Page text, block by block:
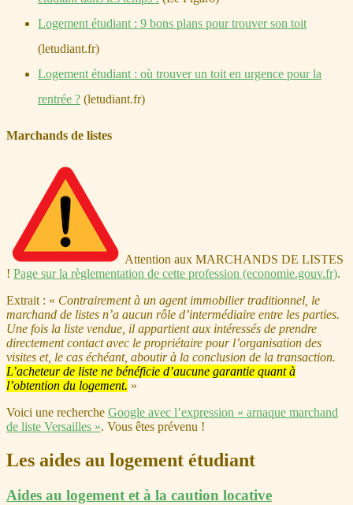
Logement étudiant : 9 bons plans pour trouver son toit
(letudiant.fr)
Logement étudiant : où trouver un toit en urgence pour la
rentrée ? (letudiant.fr)
Marchands de listes
Attention aux MARCHANDS DE LISTES
! Page sur la règlementation de cette profession (economie.gouv.fr).
Extrait : « Contrairement à un agent immobilier traditionnel, le
marchand de listes n’a aucun rôle d’intermédiaire entre les parties.
Une fois la liste vendue, il appartient aux intéressés de prendre
directement contact avec le propriétaire pour l’organisation des
visites et, le cas échéant, aboutir à la conclusion de la transaction.
L’acheteur de liste ne bénéficie d’aucune garantie quant à
l’obtention du logement. »
Voici une recherche Google avec l’expression « arnaque marchand
de liste Versailles ». Vous êtes prévenu !
Les aides au logement étudiant
Aides au logement et à la caution locative